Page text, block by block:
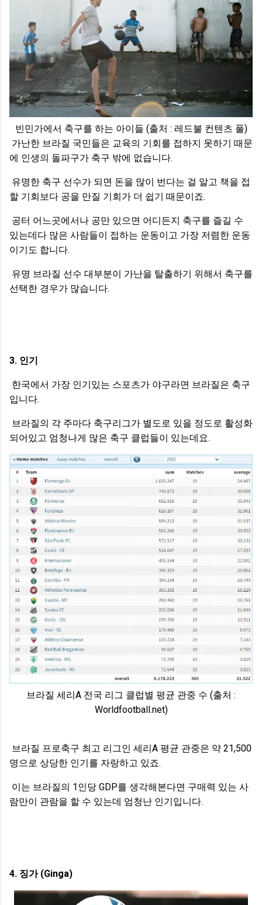
빈민가에서 축구를 하는 아이들 (출처 : 레드불 컨텐츠 풀)
가난한 브라질 국민들은 교육의 기회를 접하지 못하기 때문
에 인생의 돌파구가 축구 밖에 없습니다.
유명한 축구 선수가 되면 돈을 많이 번다는 걸 알고 책을 접
할 기회보다 공을 만질 기회가 더 쉽기 때문이죠.
공터 어느곳에서나 공만 있으면 어디든지 축구를 즐길 수
있는데다 많은 사람들이 접하는 운동이고 가장 저렴한 운동
이기도 합니다.
유명 브라질 선수 대부분이 가난을 탈출하기 위해서 축구를
선택한 경우가 많습니다.
3. 인기
한국에서 가장 인기있는 스포츠가 야구라면 브라질은 축구
입니다.
브라질의 각 주마다 축구리그가 별도로 있을 정도로 활성화
되어있고 엄청나게 많은 축구 클럽들이 있는데요.
브라질 세리A 전국 리그 클럽별 평균 관중 수 (출처 :
Worldfootball.net)
브라질 프로축구 최고 리그인 세리A 평균 관중은 약 21,500
명으로 상당한 인기를 자랑하고 있죠.
이는 브라질의 1인당 GDP를 생각해본다면 구매력 있는 사
람만이 관람을 할 수 있는데 엄청난 인기입니다.
4. 징가 (Ginga)